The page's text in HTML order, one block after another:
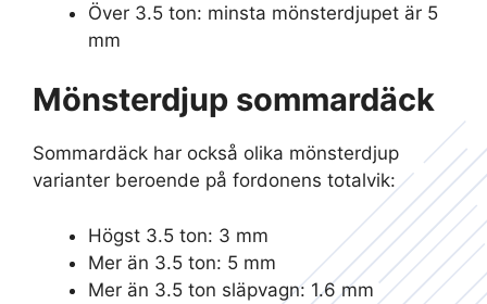
Över 3.5 ton: minsta mönsterdjupet är 5
mm
Mönsterdjup sommardäck
Sommardäck har också olika mönsterdjup
varianter beroende på fordonens totalvik:
Högst 3.5 ton: 3 mm
Mer än 3.5 ton: 5 mm
Mer än 3.5 ton släpvagn: 1.6 mm